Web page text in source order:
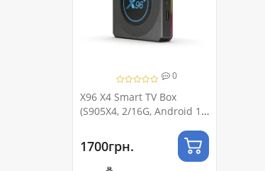
0
X96 X4 Smart TV Box
(S905X4, 2/16G, Android 11,
1700грн.